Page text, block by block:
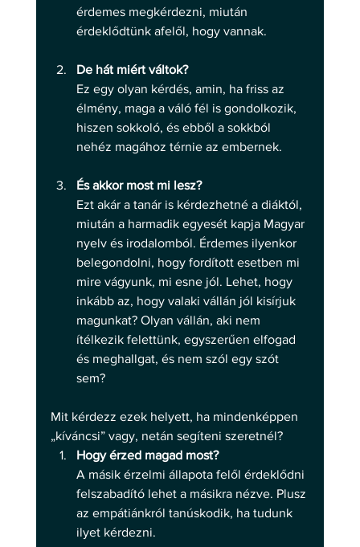
érdemes megkérdezni, miután
érdeklődtünk afelől, hogy vannak.
De hát miért váltok?
Ez egy olyan kérdés, amin, ha friss az
élmény, maga a váló fél is gondolkozik,
hiszen sokkoló, és ebből a sokkból
nehéz magához térnie az embernek.
És akkor most mi lesz?
Ezt akár a tanár is kérdezhetné a diáktól,
miután a harmadik egyesét kapja Magyar
nyelv és irodalomból. Érdemes ilyenkor
belegondolni, hogy fordított esetben mi
mire vágyunk, mi esne jól. Lehet, hogy
inkább az, hogy valaki vállán jól kisírjuk
magunkat? Olyan vállán, aki nem
ítélkezik felettünk, egyszerűen elfogad
és meghallgat, és nem szól egy szót
sem?
Mit kérdezz ezek helyett, ha mindenképpen
„kíváncsi” vagy, netán segíteni szeretnél?
Hogy érzed magad most?
A másik érzelmi állapota felől érdeklődni
felszabadító lehet a másikra nézve. Plusz
az empátiánkról tanúskodik, ha tudunk
ilyet kérdezni.